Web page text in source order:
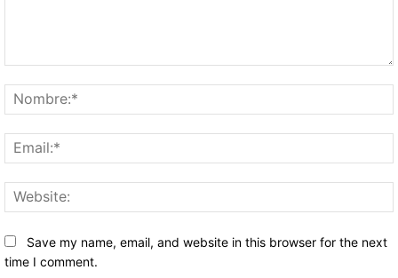
Save my name, email, and website in this browser for the next
time I comment.